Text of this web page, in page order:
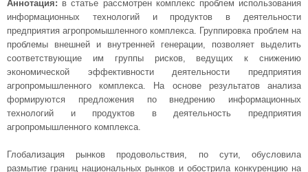
Аннотация: в статье рассмотрен комплекс проблем использования
информационных технологий и продуктов в деятельности
предприятия агропромышленного комплекса. Группировка проблем на
проблемы внешней и внутренней генерации, позволяет выделить
соответствующие им группы рисков, ведущих к снижению
экономической эффективности деятельности предприятия
агропромышленного комплекса. На основе результатов анализа
формируются предложения по внедрению информационных
технологий и продуктов в деятельность предприятия
агропромышленного комплекса.
Глобализация рынков продовольствия, по сути, обусловила
размытие границ национальных рынков и обострила конкуренцию на